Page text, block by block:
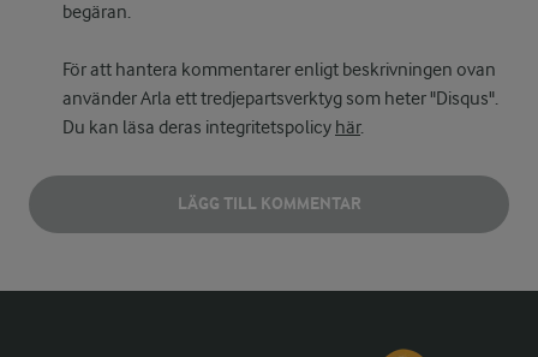
begäran.
För att hantera kommentarer enligt beskrivningen ovan
använder Arla ett tredjepartsverktyg som heter "Disqus".
Du kan läsa deras integritetspolicy här.
LÄGG TILL KOMMENTAR